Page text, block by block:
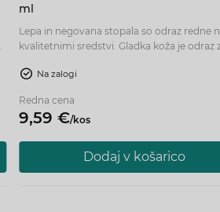
ml
Lepa in negovana stopala so odraz redne
kvalitetnimi sredstvi. Gladka koža je odraz
Krema za stopala s 15% sečnino jih bodo
Preprečuje nastanek suhe in trde kože na
ter vseskozi zagotavlja zaščito na nogah.
Na zalogi
Redna cena
9,59 €/kos
Dodaj v košarico